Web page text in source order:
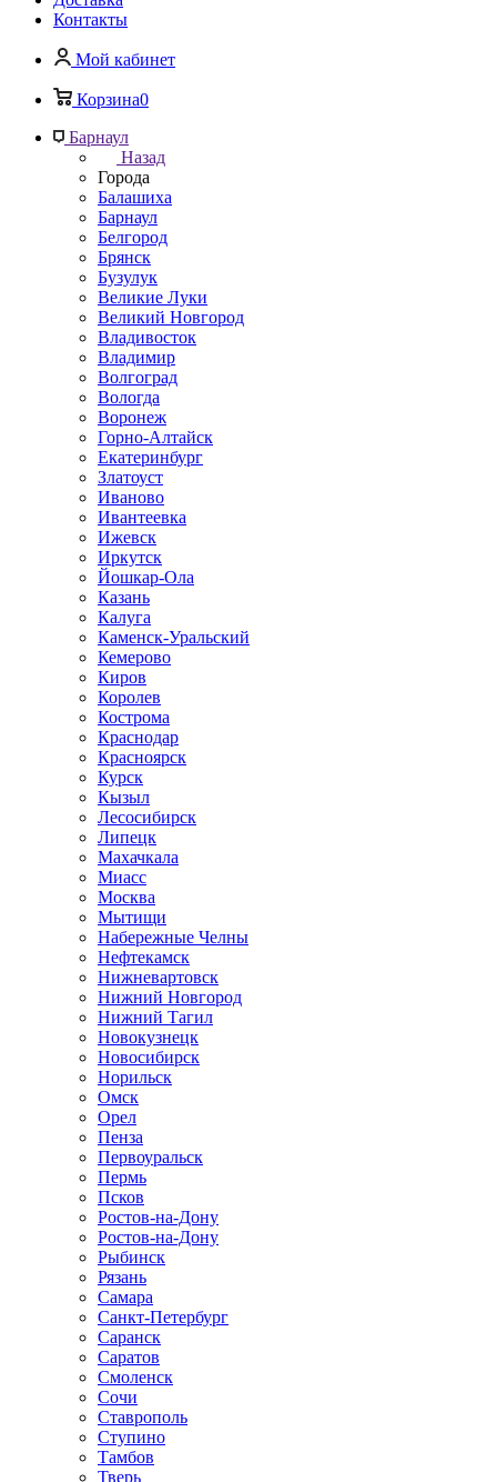
Контакты
Мой кабинет
Корзина0
Барнаул
Назад
Города
Балашиха
Барнаул
Белгород
Брянск
Бузулук
Великие Луки
Великий Новгород
Владивосток
Владимир
Волгоград
Вологда
Воронеж
Горно-Алтайск
Екатеринбург
Златоуст
Иваново
Ивантеевка
Ижевск
Иркутск
Йошкар-Ола
Казань
Калуга
Каменск-Уральский
Кемерово
Киров
Королев
Кострома
Краснодар
Красноярск
Курск
Кызыл
Лесосибирск
Липецк
Махачкала
Миасс
Москва
Мытищи
Набережные Челны
Нефтекамск
Нижневартовск
Нижний Новгород
Нижний Тагил
Новокузнецк
Новосибирск
Норильск
Омск
Орел
Пенза
Первоуральск
Пермь
Псков
Ростов-на-Дону
Ростов-на-Дону
Рыбинск
Рязань
Самара
Санкт-Петербург
Саранск
Саратов
Смоленск
Сочи
Ставрополь
Ступино
Тамбов
Тверь